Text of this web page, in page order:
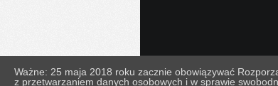
Ważne: 25 maja 2018 roku zacznie obowiązywać
z przetwarzaniem danych osobowych i w sprawie